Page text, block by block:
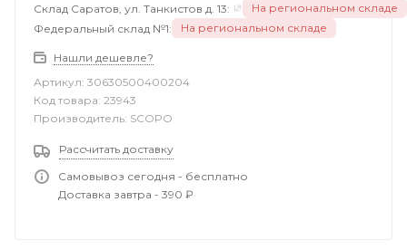
Склад Саратов, ул. Танкистов д. 13:
На региональном складе
Федеральный склад №1:
На региональном складе
Нашли дешевле?
Артикул: 30630500400204
Код товара: 23943
Производитель: SCOPO
Рассчитать доставку
Самовывоз сегодня - бесплатно
Доставка завтра - 390 ₽